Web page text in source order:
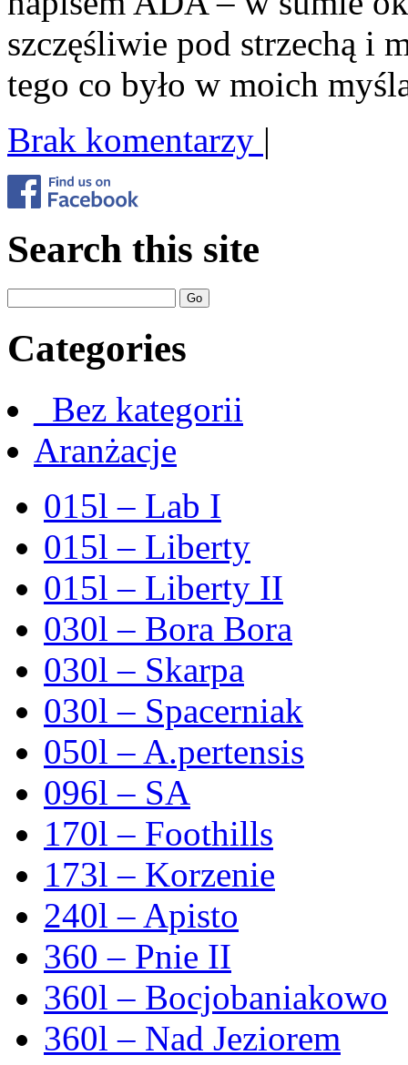
szczęśliwie pod strzechą i
tego co było w moich
Brak komentarzy |
Search this site
Categories
_Bez kategorii
Aranżacje
015l – Lab I
015l – Liberty
015l – Liberty II
030l – Bora Bora
030l – Skarpa
030l – Spacerniak
050l – A.pertensis
096l – SA
170l – Foothills
173l – Korzenie
240l – Apisto
360 – Pnie II
360l – Bocjobaniakowo
360l – Nad Jeziorem